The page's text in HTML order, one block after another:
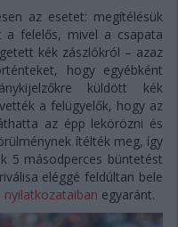
az esetet: megítélésük
a felelős, mivel a csapata
kék zászlókról – azaz
hogy egyébként
küldött kék
a felügyelők, hogy az
az épp lekörözni és
ítélték meg, így
5 másodperces büntetést
eléggé feldúltan bele
nyilatkozataiban egyaránt.